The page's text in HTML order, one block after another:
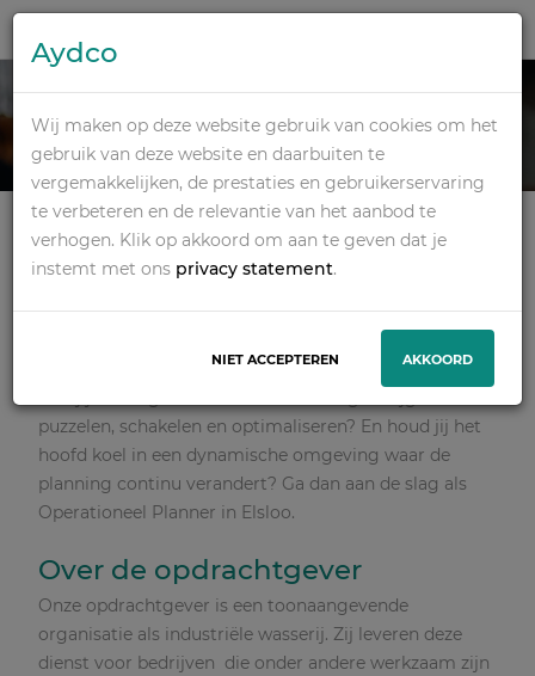
OPERATIONEEL
PLANNER
Wo, Mbo, Hbo Dagdienst
Industrie / Productie
Elsloo
€ 2.850 - € 4.500 Per maand
puzzelen, schakelen en optimaliseren? En houd jij het
hoofd koel in een dynamische omgeving waar de
planning continu verandert? Ga dan aan de slag als
Operationeel Planner in Elsloo.
Over de opdrachtgever
Onze opdrachtgever is een toonaangevende
organisatie als industriële wasserij. Zij leveren deze
dienst voor bedrijven die onder andere werkzaam zijn
Aydco
Wij maken op deze website gebruik van cookies om het
gebruik van deze website en daarbuiten te
vergemakkelijken, de prestaties en gebruikerservaring
te verbeteren en de relevantie van het aanbod te
verhogen. Klik op akkoord om aan te geven dat je
instemt met ons privacy statement.
NIET ACCEPTEREN AKKOORD